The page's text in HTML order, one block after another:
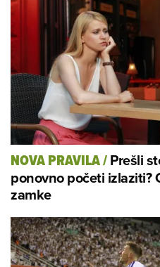
NOVA PRAVILA/Prešli
ponovno početi izlaziti?
zamke